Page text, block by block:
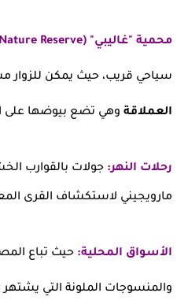
محمية "غاليبي" (Galibi Nature Reserve):
سياحي قريب، حيث يمكن للزوار
العملاقة وهي تضع بيوضها على
رحلات النهر: جولات بالقوارب
مارويجيني لاستكشاف القرى
الأسواق المحلية: حيث تباع
والمنسوجات الملونة التي